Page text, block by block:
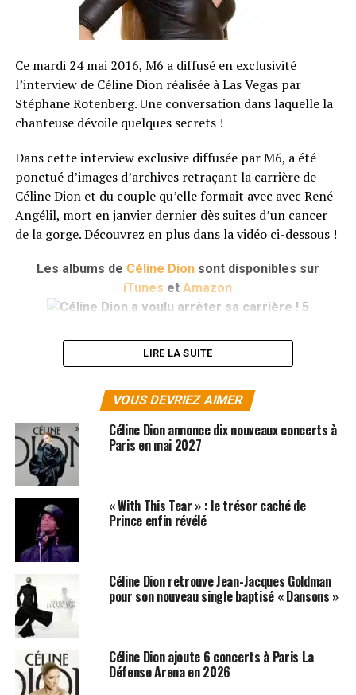
Ce mardi 24 mai 2016, M6 a diffusé en exclusivité
l’interview de Céline Dion réalisée à Las Vegas par
Stéphane Rotenberg. Une conversation dans laquelle la
chanteuse dévoile quelques secrets !
Dans cette interview exclusive diffusée par M6, a été
ponctué d’images d’archives retraçant la carrière de
Céline Dion et du couple qu’elle formait avec avec René
Angélil, mort en janvier dernier dès suites d’un cancer
de la gorge. Découvrez en plus dans la vidéo ci-dessous !
Les albums de Céline Dionsont disponibles sur
iTunes etAmazon
SUJETS ASSOCIÉS:
M6
LIRE LA SUITE
VOUS DEVRIEZ AIMER
Céline Dion annonce dix nouveaux concerts à
Paris en mai 2027
« With This Tear » : le trésor caché de
Prince enfin révélé
Céline Dion retrouve Jean-Jacques Goldman
pour son nouveau single baptisé « Dansons »
Céline Dion ajoute 6 concerts à Paris La
Défense Arena en 2026